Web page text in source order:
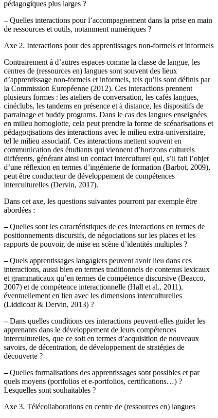
pédagogiques plus larges ?
–Quelles interactions pour l’accompagnement dans la prise en main
de ressources et outils, notamment numériques ?
Axe 2. Interactions pour des apprentissages non-formels et informels
Contrairement à d’autres espaces comme la classe de langue, les
centres de (ressources en) langues sont souvent des lieux
d’apprentissage non-formels et informels, tels qu’ils sont définis par
la Commission Européenne (2012). Ces interactions prennent
plusieurs formes : les ateliers de conversation, les cafés langues,
cinéclubs, les tandems en présence et à distance, les dispositifs de
parrainage et buddy programs. Dans le cas des langues enseignées
en milieu homoglotte, cela peut prendre la forme de scénarisations et
pédagogisations des interactions avec le milieu extra-universitaire,
tel le milieu associatif. Ces interactions mettent souvent en
communication des étudiants qui viennent d’horizons culturels
différents, générant ainsi un contact interculturel qui, s’il fait l’objet
d’une réflexion en termes d’ingénierie de formation (Barbot, 2009),
peut être conducteur de développement de compétences
interculturelles (Dervin, 2017).
Dans cet axe, les questions suivantes pourront par exemple être
abordées :
–Quelles sont les caractéristiques de ces interactions en termes de
positionnements discursifs, de négociations sur les places et les
rapports de pouvoir, de mise en scène d’identités multiples ?
–Quels apprentissages langagiers peuvent avoir lieu dans ces
interactions, aussi bien en termes traditionnels de contenus lexicaux
et grammaticaux qu’en termes de compétence discursive (Beacco,
2007) et de compétence interactionnelle (Hall et al., 2011),
éventuellement en lien avec les dimensions interculturelles
(Liddicoat & Dervin, 2013) ?
–Dans quelles conditions ces interactions peuvent-elles guider les
apprenants dans le développement de leurs compétences
interculturelles, que ce soit en termes d’acquisition de nouveaux
savoirs, de décentration, de développement de stratégies de
découverte ?
–Quelles formalisations des apprentissages sont possibles et par
quels moyens (portfolios et e-portfolios, certifications…) ?
Lesquelles sont souhaitables ?
Axe 3. Télécollaborations en centre de (ressources en) langues